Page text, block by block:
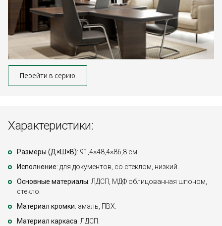
Перейти в серию
Характеристики:
Размеры (Д×Ш×В): 91,4×48,4×86,8 см.
Исполнение: для документов, со стеклом, низкий.
Основные материалы: ЛДСП, МДФ облицованная шпоном,
стекло.
Материал кромки: эмаль, ПВХ.
Материал каркаса: ЛДСП.